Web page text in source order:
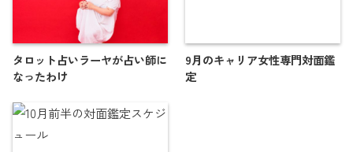
タロット占いラーヤが占い師に
なったわけ
9月のキャリア女性専門対面鑑
定